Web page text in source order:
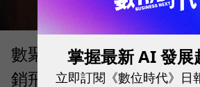
數聚集團首創「聲量、
銷飛輪，打造企業專屬 AI
掌握最新 AI 發展
立即訂閱《數位時代》日